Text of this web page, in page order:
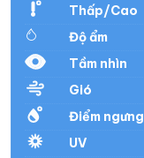
Thấp/Cao
Độ ẩm
Tầm nhìn
Gió
Điểm ngưng
UV